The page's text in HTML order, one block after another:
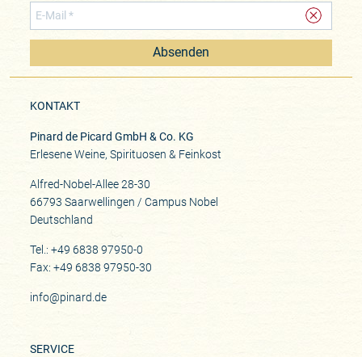
Absenden
KONTAKT
Pinard de Picard GmbH & Co. KG
Erlesene Weine, Spirituosen & Feinkost
Alfred-Nobel-Allee 28-30
66793 Saarwellingen / Campus Nobel
Deutschland
Tel.: +49 6838 97950-0
Fax: +49 6838 97950-30
info@pinard.de
SERVICE